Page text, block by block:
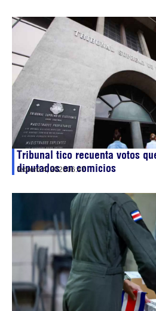
Tribunal tico recuenta votos
diputados en comicios
febrero 4, 202606:47